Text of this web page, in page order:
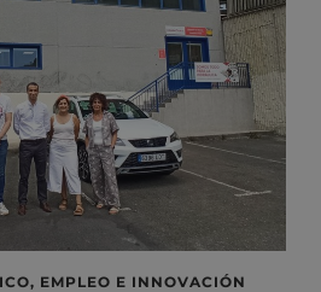
EMPLEO E INNOVACIÓN